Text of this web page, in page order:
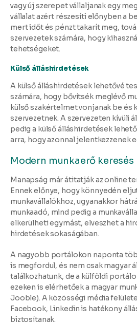
vagy új szerepet vállaljanak egy
vállalat azért részesíti előnyben a
mert időt és pénzt takarít meg,
szervezetek számára, hogy
tehetségeket.
Külső álláshirdetések
A külső álláshirdetések lehetővé
számára, hogy bővítsék meglévő
külső szakértelmet vonjanak be és
szervezetnek. A szervezeten kívüli
pedig a külső álláshirdetések
arra, hogy azonnal jelentkezzenek
Modern munkaerő keresés
Manapság már átitatják az online
Ennek előnye, hogy könnyedén
munkavállalókhoz, ugyanakkor
munkaadó, mind pedig a
elkerülheti egymást, elveszhet a
hirdetések sokaságában.
A nagyobb portálokon naponta
is megfordul, és nem csak magyar
találkozhatunk, de a külföldi
ezeken is elérhetőek a magyar
Jooble). A közösségi média
Facebook, Linkedin is hatékony
biztosítanak.